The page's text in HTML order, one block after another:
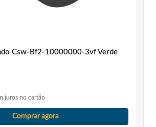
controlar a velocidade do
o fluxo de ar com a função swing,
ajustar o relógio e realizar a
pelo display. Tudo isso
e comandos precisos.
Csw-Bf2-10000000-3vf Verde
juros no cartão
Comprar agora